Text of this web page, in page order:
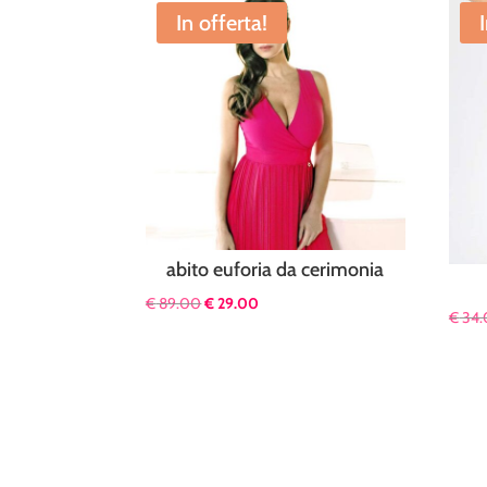
In offerta!
abito euforia da cerimonia
€89.00Il
€29.00
€